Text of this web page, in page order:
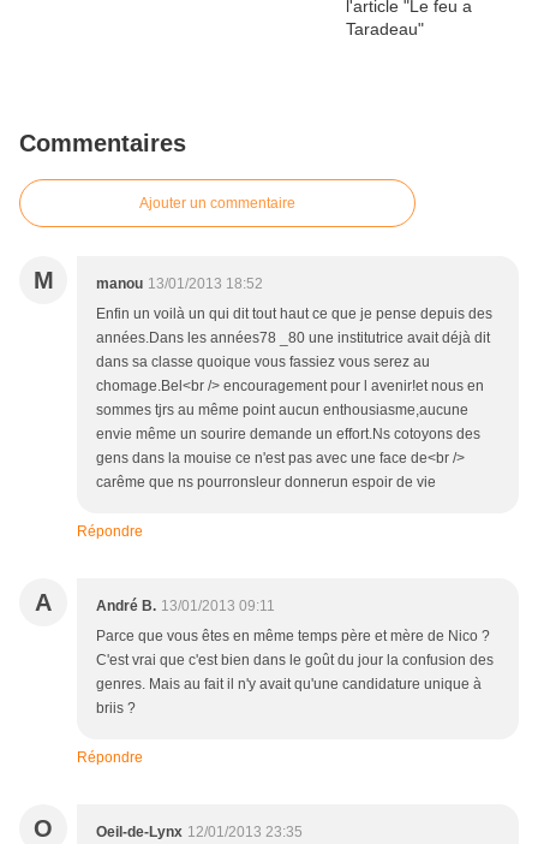
Commentaires
Ajouter un commentaire
M manou 13/01/2013 18:52
Enfin un voilà un qui dit tout haut ce que je pense depuis des
années.Dans les années78 _80 une institutrice avait déjà dit
dans sa classe quoique vous fassiez vous serez au
chomage.Bel<br /> encouragement pour l avenir!et nous en
sommes tjrs au même point aucun enthousiasme,aucune
envie même un sourire demande un effort.Ns cotoyons des
gens dans la mouise ce n'est pas avec une face de<br />
carême que ns pourronsleur donnerun espoir de vie
Répondre
A André B. 13/01/2013 09:11
Parce que vous êtes en même temps père et mère de Nico ?
C'est vrai que c'est bien dans le goût du jour la confusion des
genres. Mais au fait il n'y avait qu'une candidature unique à
briis ?
Répondre
O Oeil-de-Lynx 12/01/2013 23:35